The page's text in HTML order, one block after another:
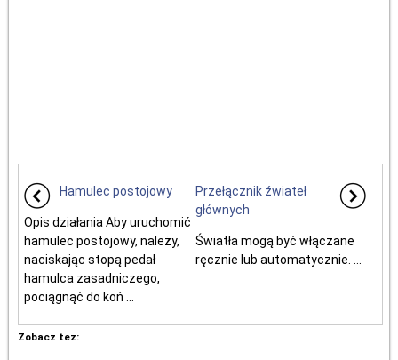
Hamulec postojowy
Opis działania Aby uruchomić
hamulec postojowy, należy,
naciskając stopą pedał
hamulca zasadniczego,
pociągnąć do koń ...
Przełącznik źwiateł
głównych
Światła mogą być włączane
ręcznie lub automatycznie. ...
Zobacz tez: